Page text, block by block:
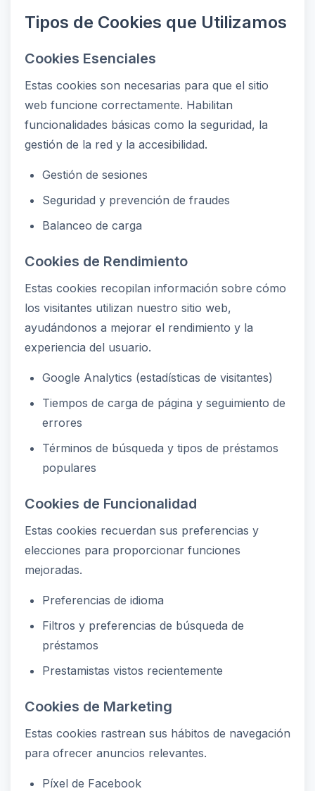
Tipos de Cookies que Utilizamos
Cookies Esenciales
Estas cookies son necesarias para que el sitio
web funcione correctamente. Habilitan
funcionalidades básicas como la seguridad, la
gestión de la red y la accesibilidad.
Gestión de sesiones
Seguridad y prevención de fraudes
Balanceo de carga
Cookies de Rendimiento
Estas cookies recopilan información sobre cómo
los visitantes utilizan nuestro sitio web,
ayudándonos a mejorar el rendimiento y la
experiencia del usuario.
Google Analytics (estadísticas de visitantes)
Tiempos de carga de página y seguimiento de
errores
Términos de búsqueda y tipos de préstamos
populares
Cookies de Funcionalidad
Estas cookies recuerdan sus preferencias y
elecciones para proporcionar funciones
mejoradas.
Preferencias de idioma
Filtros y preferencias de búsqueda de
préstamos
Prestamistas vistos recientemente
Cookies de Marketing
Estas cookies rastrean sus hábitos de navegación
para ofrecer anuncios relevantes.
Píxel de Facebook